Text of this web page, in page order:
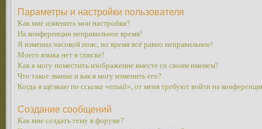
Параметры и настройки пользователя
Как мне изменить мои настройки?
На конференции неправильное время!
Я изменил часовой пояс, но время всё равно неправильное!
Моего языка нет в списке!
Как я могу поместить изображение вместе со своим именем?
Что такое звание и как я могу изменить его?
Когда я щёлкаю по ссылке «email», от меня требуют войти на
Создание сообщений
Как мне создать тему в форуме?